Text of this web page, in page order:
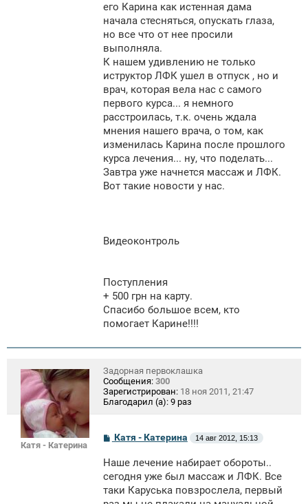
его Карина как истенная дама
начала стесняться, опускать глаза,
но все что от нее просили
выполняла.
К нашем удивлению не только
иструктор ЛФК ушел в отпуск , но и
врач, которая вела нас с самого
первого курса... я немного
расстроилась, т.к. очень ждала
мнения нашего врача, о том, как
изменилась Карина после прошлого
курса лечения... ну, что поделать...
Завтра уже начнется массаж и ЛФК.
Вот такие новости у нас.
Видеоконтроль
Поступления
+ 500 грн на карту.
Спасибо большое всем, кто
помогает Карине!!!!
Катя - Катерина
Задорная первоклашка
Сообщения: 300
Зарегистрирован: 18 ноя 2011, 21:47
Благодарил (а): 9 раз
С
б
щ
н
Катя - Катерина 14 авг 2012, 15:13
Наше лечение набирает обороты..
сегодня уже был массаж и ЛФК. Все
таки Каруська повзрослела, первый